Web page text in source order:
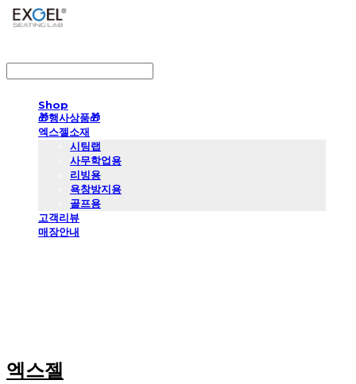
Shop
🎁행사상품🎁
엑스젤소재
시팅랩
사무학업용
리빙용
욕창방지용
골프용
고객리뷰
매장안내
엑스젤